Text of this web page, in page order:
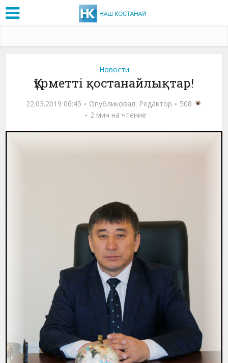
Новости
Құрметті қостанайлықтар!
22.03.2019 06:45 Опубликовал: Редактор
508
2 мин на чтение